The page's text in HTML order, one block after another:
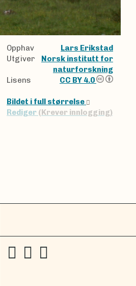
Opphav
Lars Erikstad
Utgiver
Norsk institutt for
naturforskning
Lisens
CC BY 4.0
Bildet i full størrelse
Rediger (Krever innlogging)